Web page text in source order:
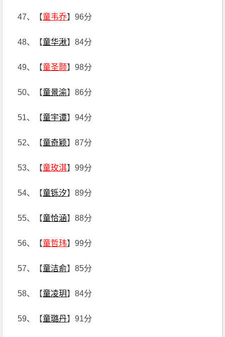
47、【童韦乔】96分
48、【童华湫】84分
49、【童圣颢】98分
50、【童景渝】86分
51、【童宇谭】94分
52、【童奇颖】87分
53、【童玫淇】99分
54、【童铄汐】89分
55、【童恰涵】88分
56、【童哲玮】99分
57、【童洁俞】85分
58、【童凌玥】84分
59、【童璐丹】91分